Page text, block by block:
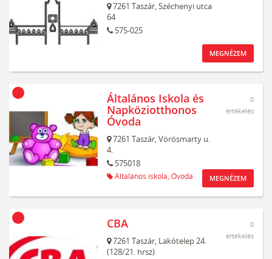
7261 Taszár,Széchenyi utca
64
575-025
MEGNÉZEM
Általános Iskola és
Napköziotthonos
Óvoda
7261 Taszár,Vörösmarty u.
4.
575018
Általános iskola, Óvoda
0
értékelés
MEGNÉZEM
CBA
7261 Taszár, Lakótelep 24.
(128/21. hrsz)
0
értékelés